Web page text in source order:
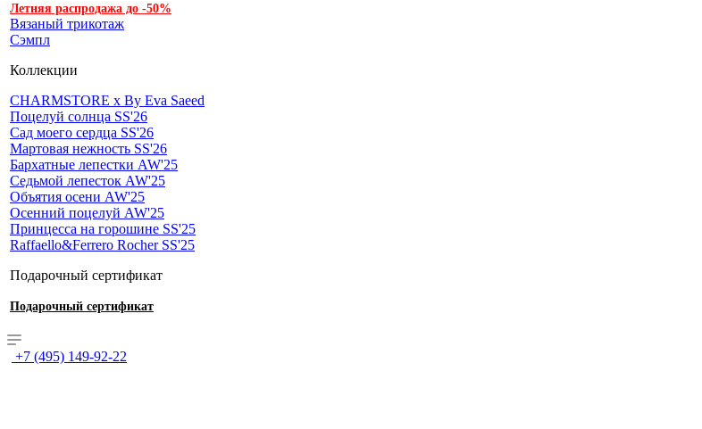
Летняя распродажа до -50%
Вязаный трикотаж
Сэмпл
Коллекции
CHARMSTORE х By Eva Saeed
Поцелуй солнца SS'26
Сад моего сердца SS'26
Мартовая нежность SS'26
Бархатные лепестки AW'25
Седьмой лепесток AW'25
Объятия осени AW'25
Осенний поцелуй AW'25
Принцесса на горошине SS'25
Raffaello&Ferrero Rocher SS'25
Подарочный сертификат
Подарочный сертификат
+7 (495) 149-92-22